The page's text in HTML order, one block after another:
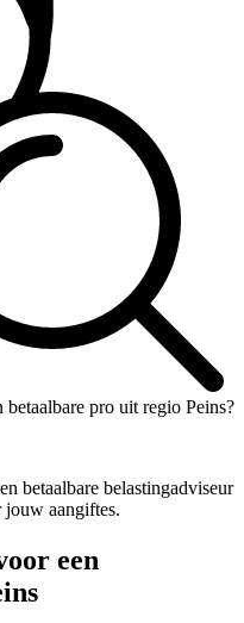
pro uit regio Peins?
betaalbare belastingadviseur
aangiftes.
een